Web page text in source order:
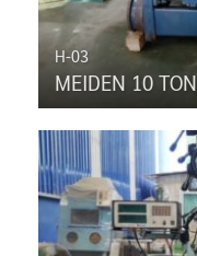
H-03
MEIDEN 10 TON